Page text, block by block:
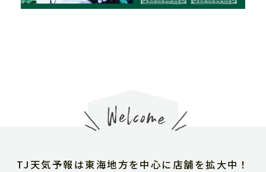
TJ天気予報は東海地方を中心に店舗を拡大中！